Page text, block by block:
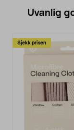
Uvanlig
Sjekk prisen